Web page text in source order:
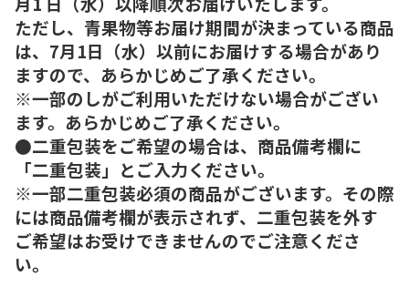
ただし、青果物等お届け期間が決まっている商品
は、7月1日（水）以前にお届けする場合があり
ますので、あらかじめご了承ください。
※一部のしがご利用いただけない場合がござい
ます。あらかじめご了承ください。
●二重包装をご希望の場合は、商品備考欄に
「二重包装」とご入力ください。
※一部二重包装必須の商品がございます。その際
には商品備考欄が表示されず、二重包装を外す
ご希望はお受けできませんのでご注意くださ
い。